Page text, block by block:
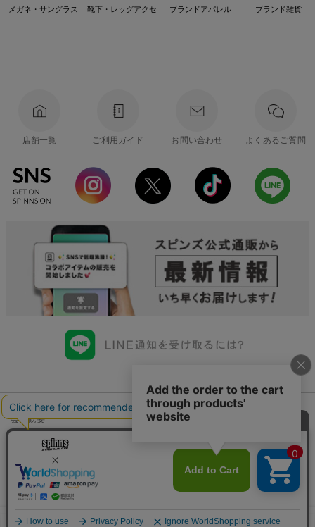
メガネ・サングラス 靴下・レッグアクセ ブランドアパレル ブランド雑貨
店舗一覧 ご利用ガイド お問い合わせ よくあるご質問
会社概要 会員規約について
店舗一覧
特定商取引法に基づく表示 古物商許可申請番号一覧
お問い合わせ